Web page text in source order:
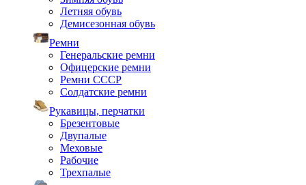
Летняя обувь
Демисезонная обувь
Ремни
Генеральские ремни
Офицерские ремни
Ремни СССР
Солдатские ремни
Рукавицы, перчатки
Брезентовые
Двупалые
Меховые
Рабочие
Трехпалые